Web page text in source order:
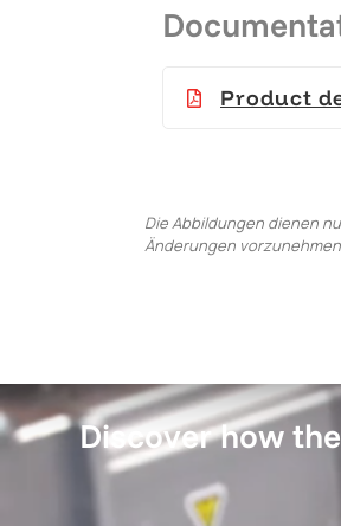
Product
Die Abbildungen dienen
Änderungen
Discover how